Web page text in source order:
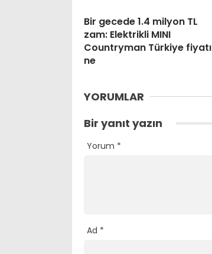
Bir gecede 1.4 milyon TL
zam: Elektrikli MINI
Countryman Türkiye fiyatı
ne
YORUMLAR
Bir yanıt yazın
Yorum *
Ad *